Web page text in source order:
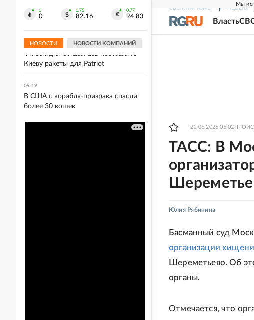
Мы
СВЕЖИЙ НОМЕР РГ-НЕДЕЛЯ
Власть
21.06.2025 05:02
ТАСС: В
Юлия Рябинина
Басманный суд
организации
Шереметьево. Об
органы.
Отмечается, что
0
0
0.75
82.16
0.77
94.83
НОВОСТИ НОВОСТИ КОМПАНИЙ
Лионель Месси прибыл в Аргентину
09:23
Финляндия отказалась поставлять
Киеву ракеты для Patriot
09:19
В США с корабля-призрака спасли
более 30 кошек